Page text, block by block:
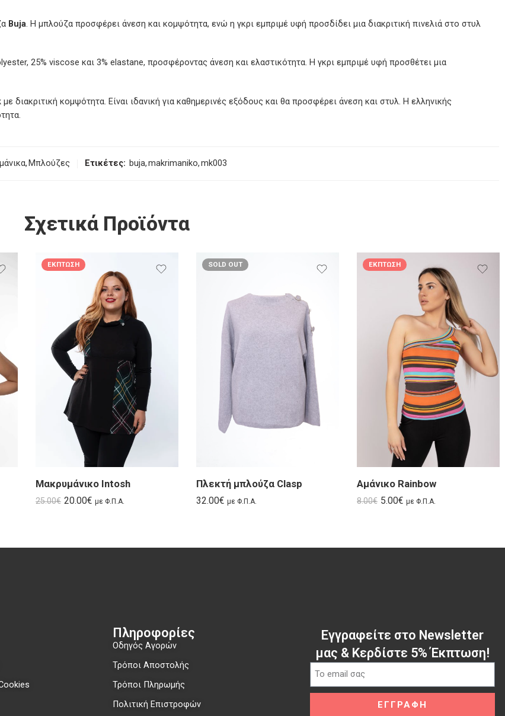
Buja. Η μπλούζα προσφέρει άνεση και κομψότητα, ενώ η γκρι εμπριμέ υφή προσδίδει μια διακριτική πινελιά στο στυλ
25% viscose και 3% elastane, προσφέροντας άνεση και ελαστικότητα. Η γκρι εμπριμέ υφή προσθέτει μια
διακριτική κομψότητα. Είναι ιδανική για καθημερινές εξόδους και θα προσφέρει άνεση και στυλ. Η ελληνικής
,Μπλούζες Ετικέτες: buja,makrimaniko,mk003
Σχετικά Προϊόντα
ΈΚΠΤΩΣΗ
Μακρυμάνικο Intosh
25.00€ 20.00€ με Φ.Π.Α.
SOLD OUT
Πλεκτή μπλούζα Clasp
32.00€ με Φ.Π.Α.
ΈΚΠΤΩΣΗ
Αμάνικο Rainbow
8.00€ 5.00€ με Φ.Π.Α.
Πληροφορίες
Οδηγός Αγορών
Τρόποι Αποστολής
Τρόποι Πληρωμής
Πολιτική Επιστροφών
Εγγραφείτε στο Newsletter
μας & Κερδίστε 5% Έκπτωση!
ΕΓΓΡΑΦΗ